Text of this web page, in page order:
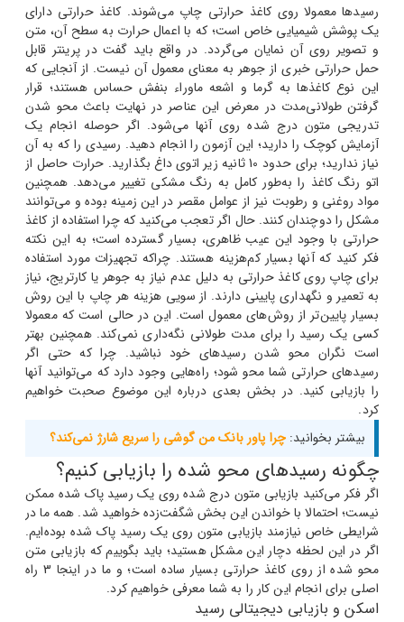
رسیدها معمولا روی کاغذ حرارتی چاپ می‌شوند. کاغذ حرارتی دارای
یک پوشش شیمیایی خاص است؛ که با اعمال حرارت به سطح آن، متن
و تصویر روی آن نمایان می‌گردد. در واقع باید گفت در پرینتر قابل
حمل حرارتی خبری از جوهر به معنای معمول آن نیست. از آنجایی که
این نوع کاغذها به گرما و اشعه ماوراء بنفش حساس هستند؛ قرار
گرفتن طولانی‌مدت در معرض این عناصر در نهایت باعث محو شدن
تدریجی متون درج شده روی آنها می‌شود. اگر حوصله انجام یک
آزمایش کوچک را دارید؛ این آزمون را انجام دهید. رسیدی را که به آن
نیاز ندارید؛ برای حدود 10 ثانیه زیر اتوی داغ بگذارید. حرارت حاصل از
اتو رنگ کاغذ را به‌طور کامل به رنگ مشکی تغییر می‌دهد. همچنین
مواد روغنی و رطوبت نیز از عوامل مقصر در این زمینه بوده و می‌توانند
مشکل را دوچندان کنند. حال اگر تعجب می‌کنید که چرا استفاده از کاغذ
حرارتی با وجود این عیب ظاهری، بسیار گسترده است؛ به این نکته
فکر کنید که آنها بسیار کم‌هزینه هستند. چراکه تجهیزات مورد استفاده
برای چاپ روی کاغذ حرارتی به دلیل عدم نیاز به جوهر یا کارتریج، نیاز
به تعمیر و نگهداری پایینی دارند. از سویی هزینه هر چاپ با این روش
بسیار پایین‌تر از روش‌های معمول است. این در حالی است که معمولا
کسی یک رسید را برای مدت طولانی نگه‌داری نمی‌کند. همچنین بهتر
است نگران محو شدن رسیدهای خود نباشید. چرا که حتی اگر
رسیدهای حرارتی شما محو شود؛ راه‌هایی وجود دارد که می‌توانید آنها
را بازیابی کنید. در بخش بعدی درباره این موضوع صحبت خواهیم
کرد.
بیشتر بخوانید: چرا پاور بانک من گوشی را سریع شارژ نمی‌کند؟
چگونه رسیدهای محو شده را بازیابی کنیم؟
اگر فکر می‌کنید بازیابی متون درج شده روی یک رسید پاک شده ممکن
نیست؛ احتمالا با خواندن این بخش شگفت‌زده خواهید شد. همه ما در
شرایطی خاص نیازمند بازیابی متون روی یک رسید پاک شده بوده‌ایم.
اگر در این لحظه دچار این مشکل هستید؛ باید بگوییم که بازیابی متن
محو شده از روی کاغذ حرارتی بسیار ساده است؛ و ما در اینجا 3 راه
اصلی برای انجام این کار را به شما معرفی خواهیم کرد.
اسکن و بازیابی دیجیتالی رسید